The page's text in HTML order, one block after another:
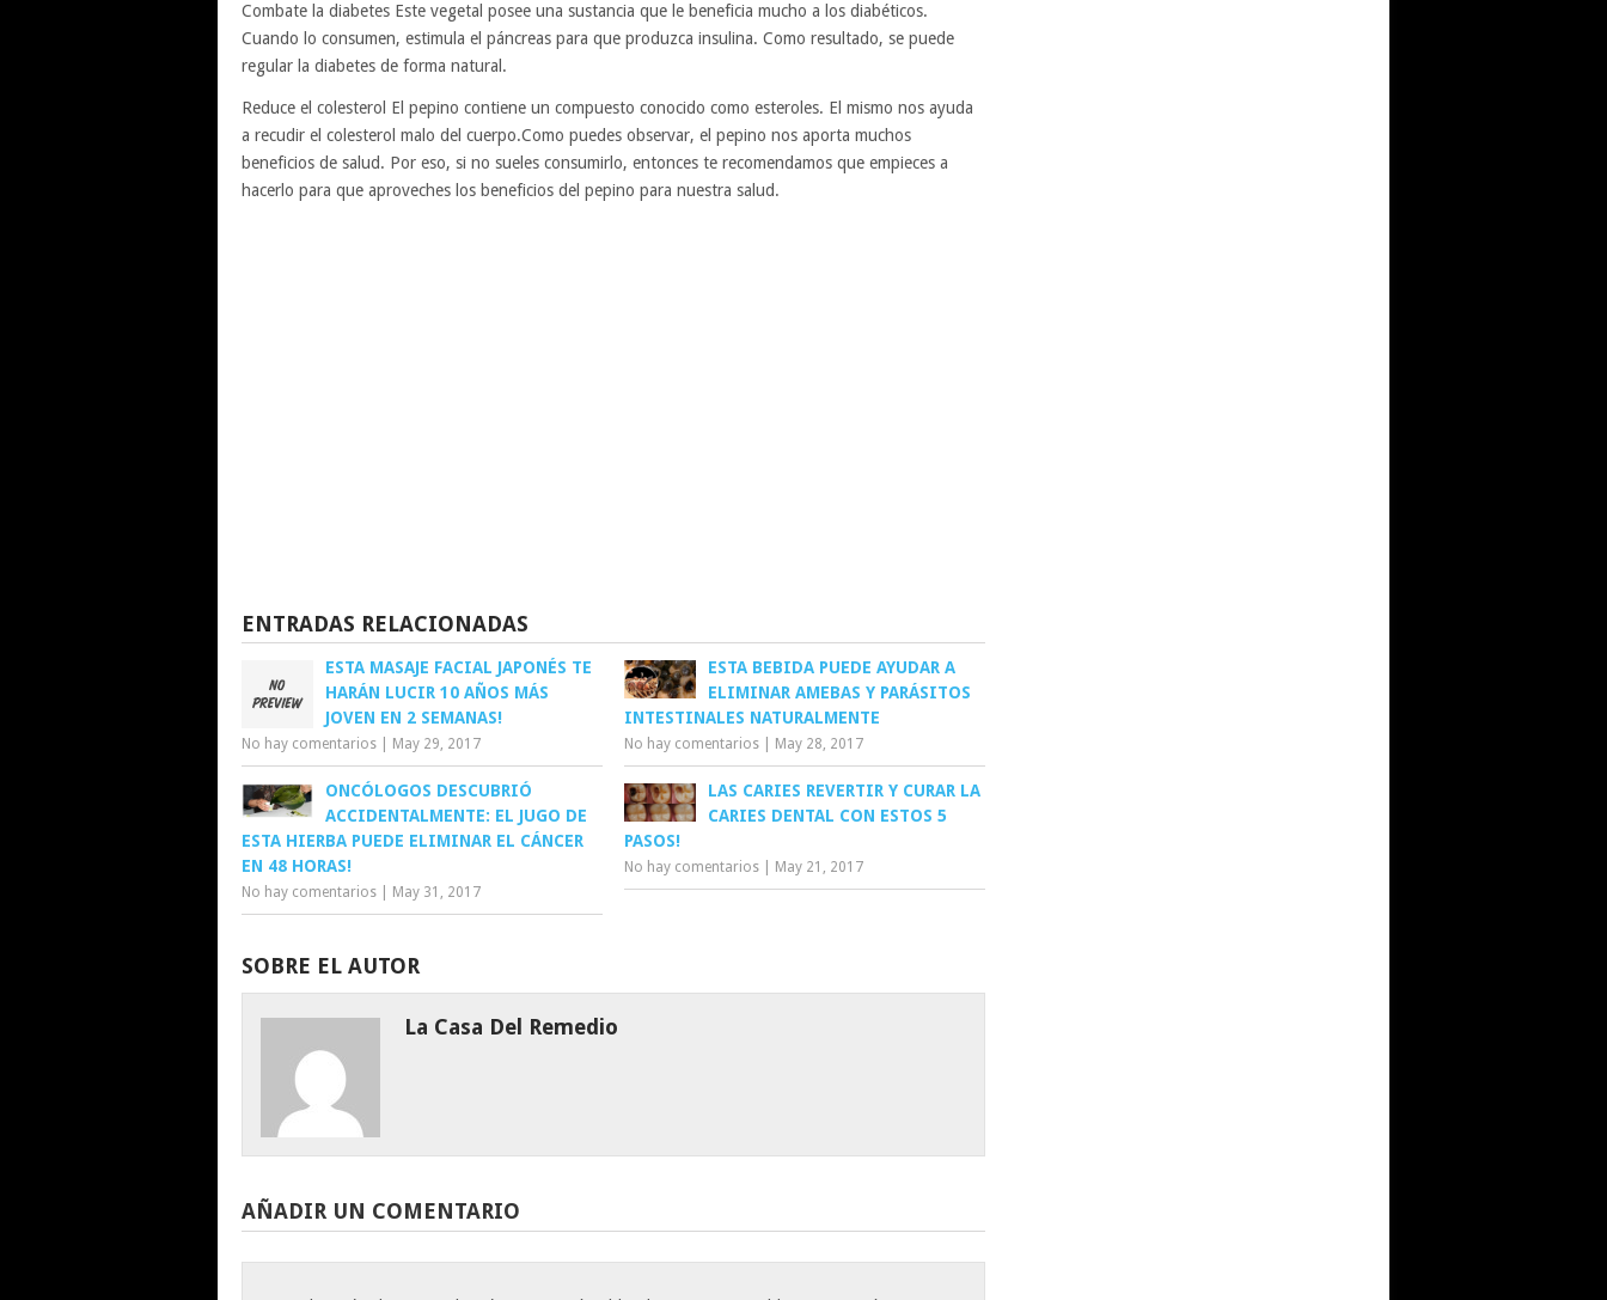
Combate la diabetes Este vegetal posee una sustancia que le beneficia mucho a los diabéticos.
Cuando lo consumen, estimula el páncreas para que produzca insulina. Como resultado, se puede
regular la diabetes de forma natural.
Reduce el colesterol El pepino contiene un compuesto conocido como esteroles. El mismo nos ayuda
a recudir el colesterol malo del cuerpo.Como puedes observar, el pepino nos aporta muchos
beneficios de salud. Por eso, si no sueles consumirlo, entonces te recomendamos que empieces a
hacerlo para que aproveches los beneficios del pepino para nuestra salud.
ENTRADAS RELACIONADAS
ESTA MASAJE FACIAL JAPONÉS TE
HARÁN LUCIR 10 AÑOS MÁS
JOVEN EN 2 SEMANAS!
No hay comentarios May 29, 2017
ESTA BEBIDA PUEDE AYUDAR A
ELIMINAR AMEBAS Y PARÁSITOS
INTESTINALES NATURALMENTE
No hay comentarios May 28, 2017
ONCÓLOGOS DESCUBRIÓ
ACCIDENTALMENTE: EL JUGO DE
ESTA HIERBA PUEDE ELIMINAR EL CÁNCER
EN 48 HORAS!
No hay comentarios May 31, 2017
LAS CARIES REVERTIR Y CURAR LA
CARIES DENTAL CON ESTOS 5
PASOS!
No hay comentarios May 21, 2017
SOBRE EL AUTOR
La Casa Del Remedio
AÑADIR UN COMENTARIO